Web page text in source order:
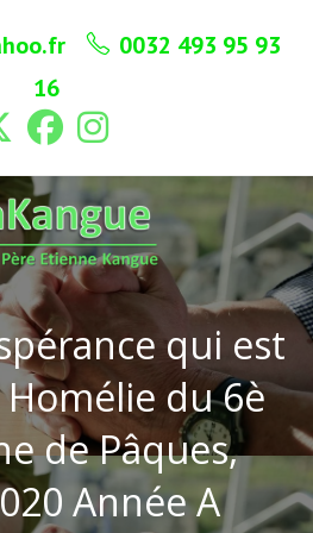
0032 493 95 93
16
qui est
du 6è
de Pâques,
Année A